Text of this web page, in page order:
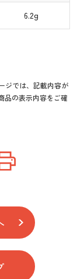
6.2g
ジでは、記載内容が
品の表示内容をご確